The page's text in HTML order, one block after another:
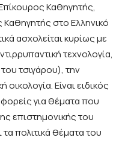
Καθηγητής,
στο Ελληνικό
ασχολείται κυρίως µε
τεχνολογία,
τσιγάρου), την
οικολογία. Είναι ειδικός
για θέµατα που
επιστηµονικής του
πολιτικά θέµατα του